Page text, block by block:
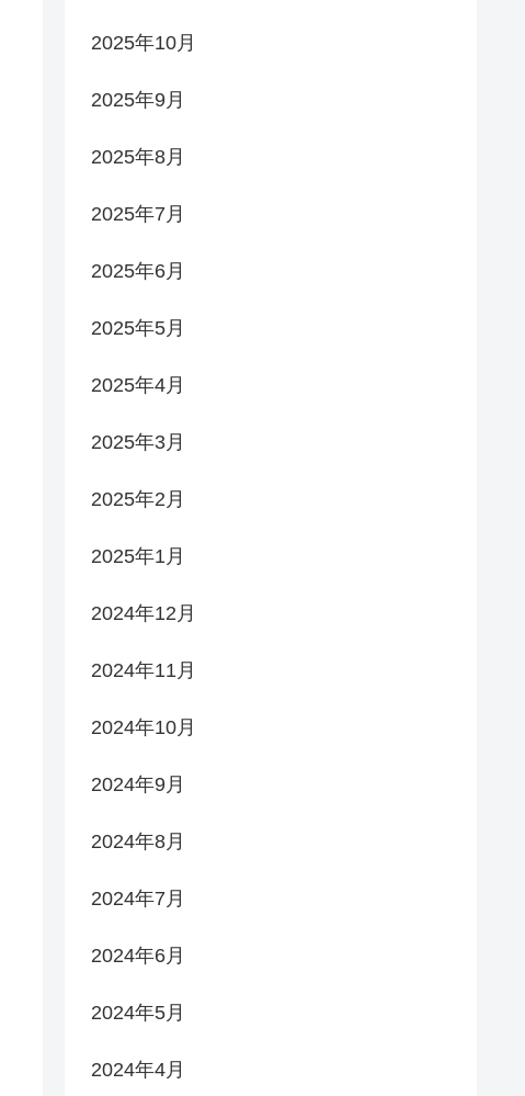
2025年10月
2025年9月
2025年8月
2025年7月
2025年6月
2025年5月
2025年4月
2025年3月
2025年2月
2025年1月
2024年12月
2024年11月
2024年10月
2024年9月
2024年8月
2024年7月
2024年6月
2024年5月
2024年4月